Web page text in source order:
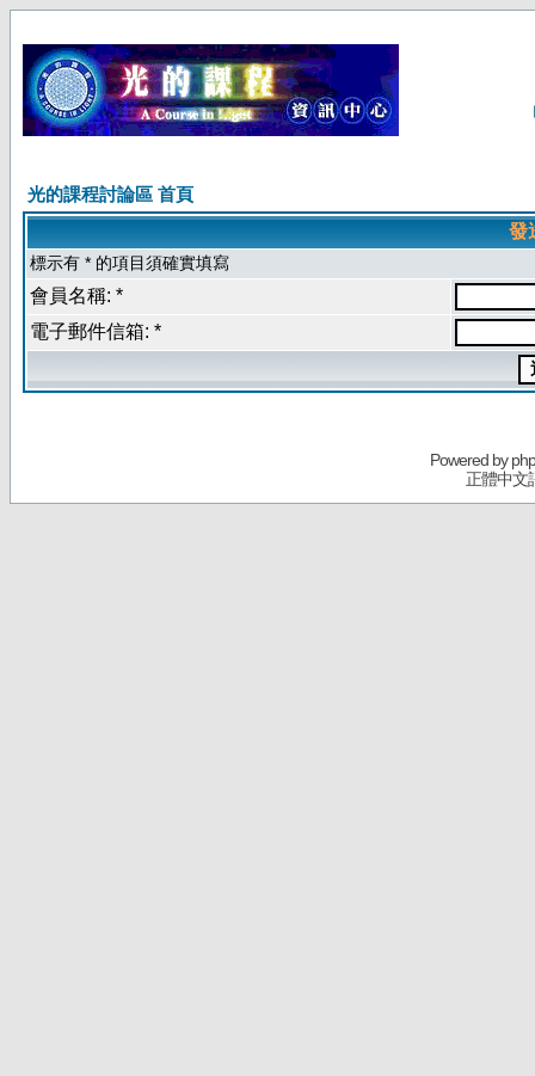
光的課程討論區 首頁
發
標示有 * 的項目須確實填寫
會員名稱: *
電子郵件信箱: *
Powered by
正體中文